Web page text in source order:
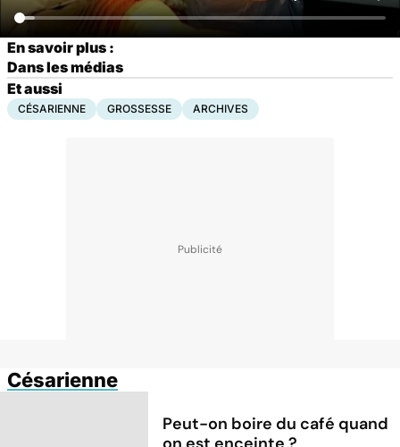
En savoir plus :
Dans les médias
Et aussi
CÉSARIENNE GROSSESSE ARCHIVES
Césarienne
Peut-on boire du café quand